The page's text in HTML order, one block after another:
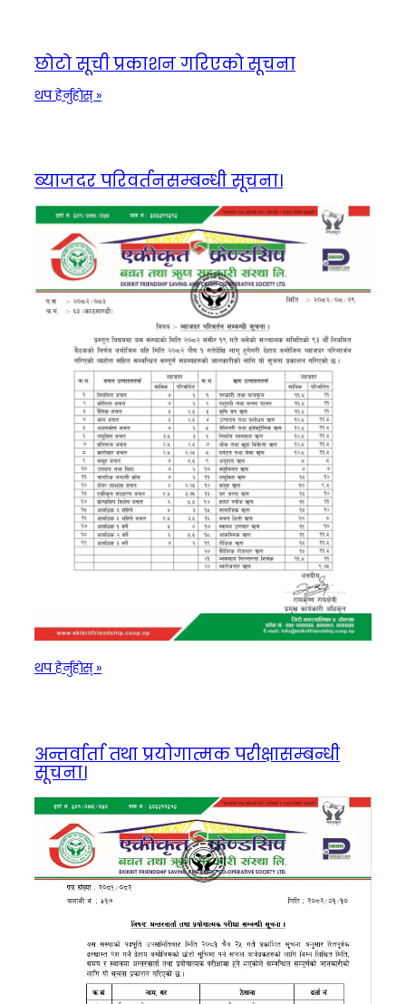
छाेटाे सूची प्रकाशन गरिएकाे सूचना
थप हेर्नुहाेस् »:
गरिएकाे
सूचना
ब्याजदर परिवर्तनसम्बन्धी सूचना।
थप हेर्नुहाेस् »:
अन्तर्वार्ता तथा प्रयोगात्मक परीक्षासम्बन्धी
सूचना।